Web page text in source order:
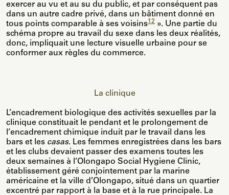
exercer au vu et au su du public, et par conséquent pas
dans un autre cadre privé, dans un bâtiment donné en
tous points comparable à ses voisins12 ». Une partie du
schéma propre au travail du sexe dans les deux réalités,
donc, impliquait une lecture visuelle urbaine pour se
conformer aux règles du commerce.
La clinique
L’encadrement biologique des activités sexuelles par la
clinique constituait le pendant et le prolongement de
l’encadrement chimique induit par le travail dans les
bars et les casas. Les femmes enregistrées dans les bars
et les clubs devaient passer des examens toutes les
deux semaines à l’Olongapo Social Hygiene Clinic,
établissement géré conjointement par la marine
américaine et la ville d’Olongapo, situé dans un quartier
excentré par rapport à la base et à la rue principale. La